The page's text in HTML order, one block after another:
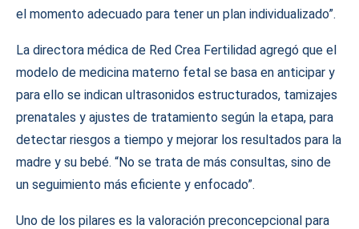
el momento adecuado para tener un plan individualizado”.
La directora médica de Red Crea Fertilidad agregó que el
modelo de medicina materno fetal se basa en anticipar y
para ello se indican ultrasonidos estructurados, tamizajes
prenatales y ajustes de tratamiento según la etapa, para
detectar riesgos a tiempo y mejorar los resultados para la
madre y su bebé. “No se trata de más consultas, sino de
un seguimiento más eficiente y enfocado”.
Uno de los pilares es la valoración preconcepcional para